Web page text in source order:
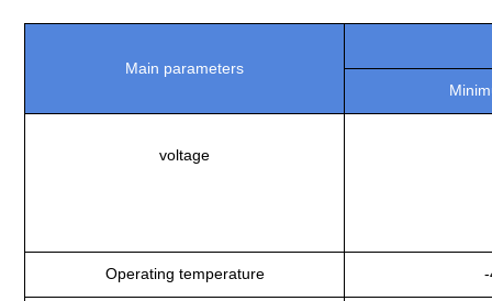
Main parameters
voltage
Operating temperature